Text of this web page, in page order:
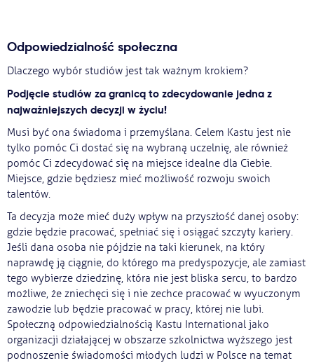
Odpowiedzialność społeczna
Dlaczego wybór studiów jest tak ważnym krokiem?
Podjęcie studiów za granicą to zdecydowanie jedna z
najważniejszych decyzji w życiu!
Musi być ona świadoma i przemyślana. Celem Kastu jest nie
tylko pomóc Ci dostać się na wybraną uczelnię, ale również
pomóc Ci zdecydować się na miejsce idealne dla Ciebie.
Miejsce, gdzie będziesz mieć możliwość rozwoju swoich
talentów.
Ta decyzja może mieć duży wpływ na przyszłość danej osoby:
gdzie będzie pracować, spełniać się i osiągać szczyty kariery.
Jeśli dana osoba nie pójdzie na taki kierunek, na który
naprawdę ją ciągnie, do którego ma predyspozycje, ale zamiast
tego wybierze dziedzinę, która nie jest bliska sercu, to bardzo
możliwe, że zniechęci się i nie zechce pracować w wyuczonym
zawodzie lub będzie pracować w pracy, której nie lubi.
Społeczną odpowiedzialnością Kastu International jako
organizacji działającej w obszarze szkolnictwa wyższego jest
podnoszenie świadomości młodych ludzi w Polsce na temat